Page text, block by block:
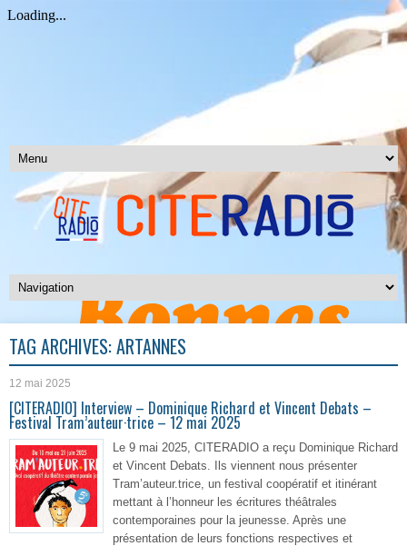
TAG ARCHIVES:ARTANNES
12 mai 2025
[CITERADIO] Interview – Dominique Richard et Vincent Debats –
Festival Tram’auteur·trice – 12 mai 2025
Le 9 mai 2025, CITERADIO a reçu Dominique Richard
et Vincent Debats. Ils viennent nous présenter
Tram’auteur.trice, un festival coopératif et itinérant
mettant à l’honneur les écritures théâtrales
contemporaines pour la jeunesse. Après une
présentation de leurs fonctions respectives et